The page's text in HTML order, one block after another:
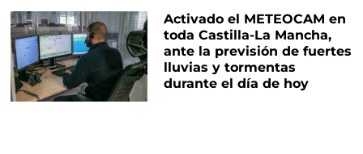
Activado el METEOCAM en
toda Castilla-La Mancha,
ante la previsión de fuertes
lluvias y tormentas
durante el día de hoy